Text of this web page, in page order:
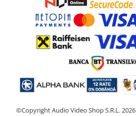
©Copyright Audio Video Shop S.R.L. 2026